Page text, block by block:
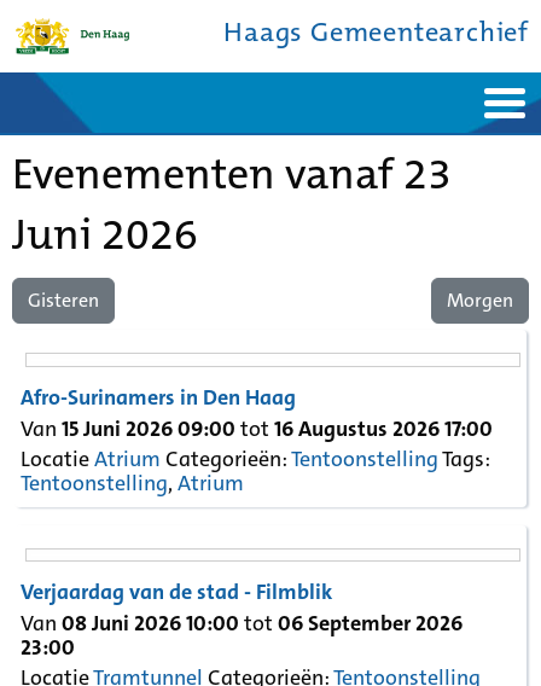
Haags Gemeentearchief
Nieuws
Ontdek de stad
De studiezaal
Over ons
Contact
Evenementen vanaf 23
Juni 2026
Gisteren Morgen
Afro-Surinamers in Den Haag
Van15 Juni 2026 09:00 tot16 Augustus 2026 17:00
LocatieAtrium Categorieën:TentoonstellingTags:
Tentoonstelling,Atrium
Verjaardag van de stad - Filmblik
Van08 Juni 2026 10:00 tot06 September 2026
23:00
LocatieTramtunnel Categorieën:Tentoonstelling